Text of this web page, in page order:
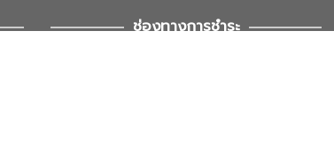
ช่องทางการชำระ